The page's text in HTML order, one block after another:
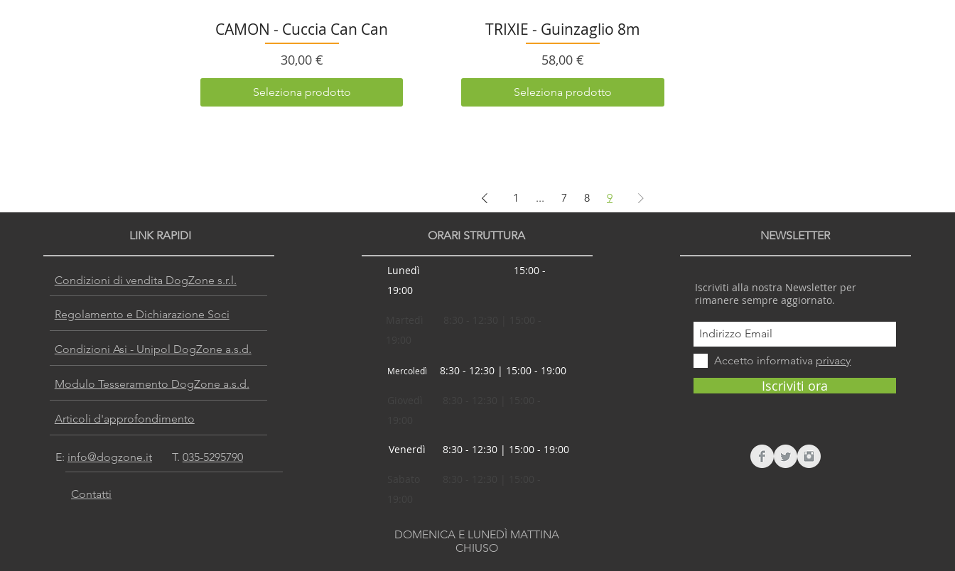
CAMON - Cuccia Can Can
Prezzo
30,00 €
Seleziona prodotto
TRIXIE - Guinzaglio 8m
Prezzo
58,00 €
Seleziona prodotto
1 ... 7 8 9
LINK RAPIDI
Condizioni di vendita DogZone s.r.l.
Regolamento e Dichiarazione Soci
Condizioni Asi - Unipol DogZone a.s.d.
Modulo Tesseramento DogZone a.s.d.
Articoli d'approfondimento
E: info@dogzone.itT. 035-5295790
ORARI STRUTTURA
Lunedì 15:00 -
19:00
Mercoledì 8:30 - 12:30 | 15:00 - 19:00
Venerdì 8:30 - 12:30 | 15:00 - 19:00
DOMENICA E LUNEDÌ MATTINA
CHIUSO
NEWSLETTER
Iscriviti alla nostra Newsletter per
rimanere sempre aggiornato.
Accetto informativa privacy
Iscriviti ora
Contatti